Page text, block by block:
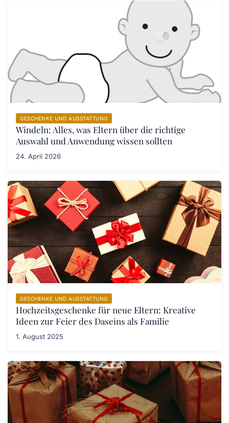
GESCHENKE UND AUSSTATTUNG
Windeln: Alles, was Eltern über die richtige
Auswahl und Anwendung wissen sollten
24. April 2026
GESCHENKE UND AUSSTATTUNG
Hochzeitsgeschenke für neue Eltern: Kreative
Ideen zur Feier des Daseins als Familie
1. August 2025